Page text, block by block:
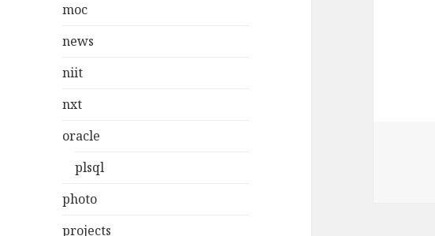
moc
news
niit
nxt
oracle
plsql
photo
projects